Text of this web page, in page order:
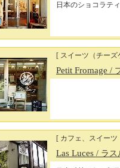
日本のショコラテ
[ スイーツ（チー
Petit Fromage /
[ カフェ、スイー
Las Luces / ラス